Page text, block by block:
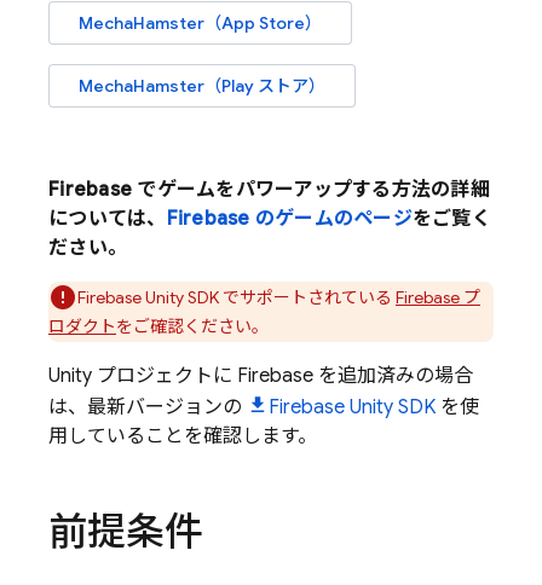
MechaHamster（App Store）
MechaHamster（Play ストア）
Firebase でゲームをパワーアップする方法の詳細
については、 Firebase のゲームのページをご覧く
ださい。
FirebaseUnitySDK でサポートされている Firebase プ
ロダクトをご確認ください。
Unity プロジェクトに Firebase を追加済みの場合
は、最新バージョンの
Firebase Unity SDK を使
用していることを確認します。
前提条件